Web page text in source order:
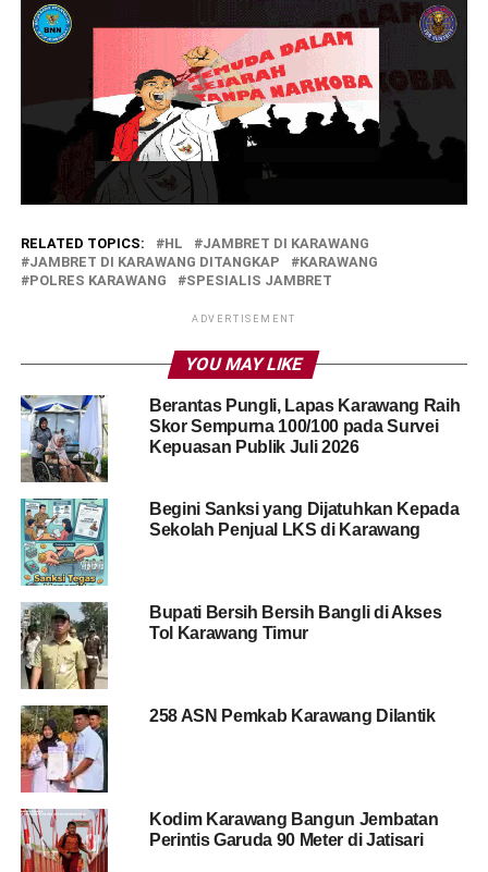
RELATED TOPICS: HL
JAMBRET DI KARAWANG
JAMBRET DI KARAWANG DITANGKAP
KARAWANG
POLRES KARAWANG
SPESIALIS JAMBRET
ADVERTISEMENT
YOU MAY LIKE
Berantas Pungli, Lapas Karawang Raih
Skor Sempurna 100/100 pada Survei
Kepuasan Publik Juli 2026
Begini Sanksi yang Dijatuhkan Kepada
Sekolah Penjual LKS di Karawang
Bupati Bersih Bersih Bangli di Akses
Tol Karawang Timur
258 ASN Pemkab Karawang Dilantik
Kodim Karawang Bangun Jembatan
Perintis Garuda 90 Meter di Jatisari